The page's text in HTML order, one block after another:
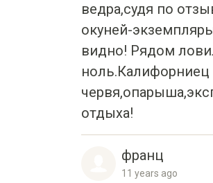
ведра,судя по
окуней-
видно! Рядом
ноль.Калифорниец
отдыха!
франц
11 years ago